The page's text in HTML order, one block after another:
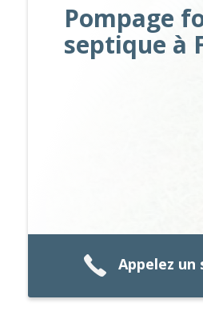
Pompage
septique à
Appelez un